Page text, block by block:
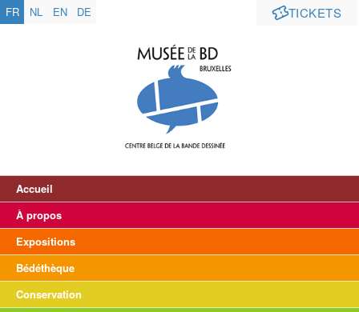
TICKETS
FR NL EN DE
Accueil
À propos
Expositions
Bédéthèque
Conservation